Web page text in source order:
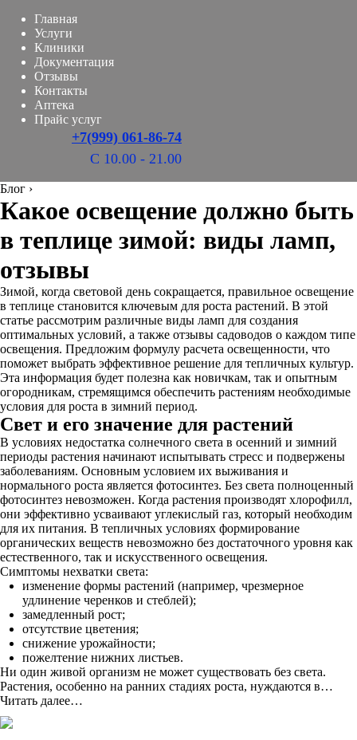
Главная
Услуги
Клиники
Документация
Отзывы
Контакты
Аптека
Прайс услуг
+7(999) 061-86-74
С 10.00 - 21.00
Блог ›
Какое освещение должно быть
в теплице зимой: виды ламп,
отзывы
Зимой, когда световой день сокращается, правильное освещение
в теплице становится ключевым для роста растений. В этой
статье рассмотрим различные виды ламп для создания
оптимальных условий, а также отзывы садоводов о каждом типе
освещения. Предложим формулу расчета освещенности, что
поможет выбрать эффективное решение для тепличных культур.
Эта информация будет полезна как новичкам, так и опытным
огородникам, стремящимся обеспечить растениям необходимые
условия для роста в зимний период.
Свет и его значение для растений
В условиях недостатка солнечного света в осенний и зимний
периоды растения начинают испытывать стресс и подвержены
заболеваниям. Основным условием их выживания и
нормального роста является фотосинтез. Без света полноценный
фотосинтез невозможен. Когда растения производят хлорофилл,
они эффективно усваивают углекислый газ, который необходим
для их питания. В тепличных условиях формирование
органических веществ невозможно без достаточного уровня как
естественного, так и искусственного освещения.
Симптомы нехватки света:
изменение формы растений (например, чрезмерное
удлинение черенков и стеблей);
замедленный рост;
отсутствие цветения;
снижение урожайности;
пожелтение нижних листьев.
Ни один живой организм не может существовать без света.
Растения, особенно на ранних стадиях роста, нуждаются в…
Читать далее…